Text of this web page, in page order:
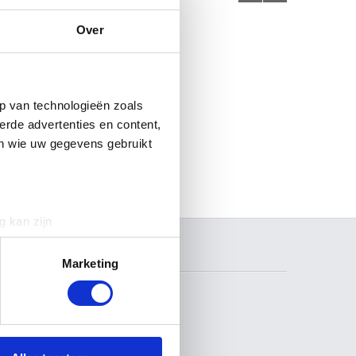
Over
van technologieën zoals
advertenties en content,
wie uw gegevens gebruikt
kan zijn
detailgedeelte in. U kunt uw
die u aan ze heeft
Marketing